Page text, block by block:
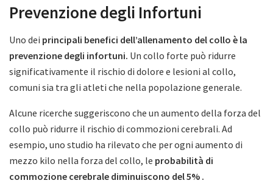
Prevenzione degli Infortuni
Uno dei principali benefici dell’allenamento del collo è la
prevenzione degli infortuni. Un collo forte può ridurre
significativamente il rischio di dolore e lesioni al collo,
comuni sia tra gli atleti che nella popolazione generale.
Alcune ricerche suggeriscono che un aumento della forza del
collo può ridurre il rischio di commozioni cerebrali. Ad
esempio, uno studio ha rilevato che per ogni aumento di
mezzo kilo nella forza del collo, le probabilità di
commozione cerebrale diminuiscono del 5% .